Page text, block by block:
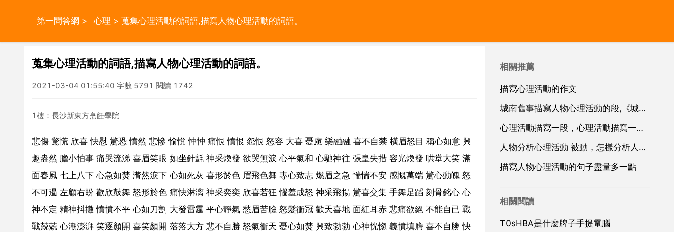
第一問答網 > 心理 > 蒐集心理活動的詞語,描寫人物心理活動的詞語。
蒐集心理活動的詞語,描寫人物心理活動的詞語。
2021-03-04 01:55:40 字數 5791 閱讀 1742
1樓：長沙新東方烹飪學院
悲傷 驚慌 欣喜 快慰 驚恐 憤然 悲慘 愉悅 忡忡 痛恨 憤恨 怨恨 怒容 大喜 憂慮 樂融融 喜不自禁 橫眉怒目 稱心如意 興
趣盎然 膽小怕事 痛哭流涕 喜眉笑眼 如坐針氈 神采煥發 欲哭無淚 心平氣和 心馳神往 張皇失措 容光煥發 哄堂大笑 滿
面春風 七上八下 心急如焚 潸然淚下 心如死灰 喜形於色 眉飛色舞 專心致志 燃眉之急 惴惴不安 感慨萬端 驚心動魄 怒
不可遏 左顧右盼 歡欣鼓舞 怒形於色 痛快淋漓 神采奕奕 欣喜若狂 惱羞成怒 神采飛揚 驚喜交集 手舞足蹈 刻骨銘心 心
神不定 精神抖擻 憤憤不平 心如刀割 大發雷霆 平心靜氣 愁眉苦臉 怒髮衝冠 歡天喜地 面紅耳赤 悲痛欲絕 不能自已 戰
戰兢兢 心潮澎湃 笑逐顏開 喜笑顏開 落落大方 悲不自勝 怒氣衝天 憂心如焚 興致勃勃 心神恍惚 義憤填膺 喜不自勝 怏
相關推薦
描寫心理活動的作文
城南舊事描寫人物心理活動的段,《城南舊事》描寫五個人物外貌的段落
心理活動描寫一段，心理活動描寫一段，300字
人物分析心理活動 被動，怎樣分析人物的心理活動
描寫人物心理活動的句子盡量多一點
相關閱讀
T0sHBA是什麼牌子手提電腦